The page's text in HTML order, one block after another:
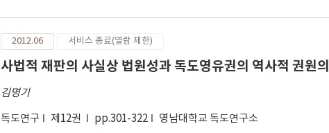
2012.06 서비스 종료(열람 제한)
사법적 재판의 사실상 법원성과 독도영유권의 역사적 권원의
김명기
독도연구 제12권 pp.301-322 영남대학교 독도연구소